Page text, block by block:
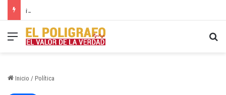
¡Cesar conmemoró por todo lo alto el 20 de Julio!
Menú
Inicio / Política